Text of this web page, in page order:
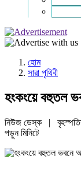
হোম
সারা পৃথিবী
হংকংয়ে বহুতল
নিউজ ডেস্ক |
পড়ুনমিনিটে